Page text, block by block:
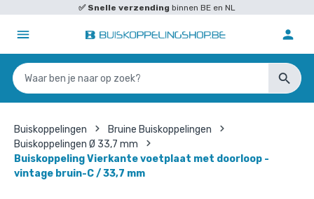
✅ Snelle verzending binnen BE en NL
Buiskoppelingen
Bruine Buiskoppelingen
Buiskoppelingen Ø 33,7 mm
Buiskoppeling Vierkante voetplaat met doorloop -
vintage bruin-C / 33,7 mm